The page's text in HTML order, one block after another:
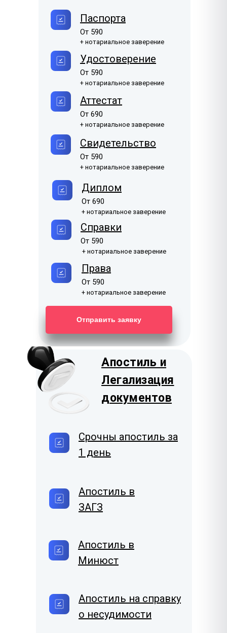
Филиппинский
Фарси
Боснийский
Bosanski
Паспорта
Аттестат
Удостоверение
Справки
Диплом
Свидетельство
Права
От 590
От 590
От 590
От 690
От 590
От 690
От 590
+ нотариальное заверение
+ нотариальное заверение
+ нотариальное заверение
+ нотариальное заверение
+ нотариальное заверение
+ нотариальное заверение
+ нотариальное заверение
Отправить заявку
Апостиль и
Легализация
документов
Срочны апостиль за
1 день
Апостиль в
Минюст
Апостиль в
ЗАГЗ
Апостиль на справку
о несудимости